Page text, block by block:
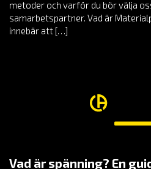
metoder och varför du bör välja
samarbetspartner. Vad är
innebär att […]
Vad är spänning? En